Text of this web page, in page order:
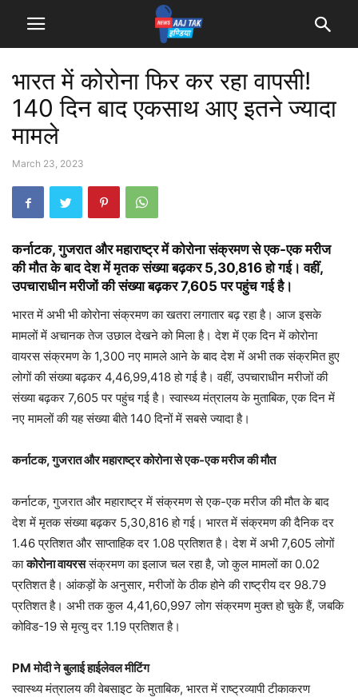
भारत में कोरोना फिर कर रहा वापसी!
140 दिन बाद एकसाथ आए इतने ज्यादा
मामले
March 23, 2023
कर्नाटक, गुजरात और महाराष्ट्र में कोरोना संक्रमण से एक-एक मरीज
की मौत के बाद देश में मृतक संख्या बढ़कर 5,30,816 हो गई। वहीं,
उपचाराधीन मरीजों की संख्या बढ़कर 7,605 पर पहुंच गई है।
भारत में अभी भी कोरोना संक्रमण का खतरा लगातार बढ़ रहा है। आज इसके
मामलों में अचानक तेज उछाल देखने को मिला है। देश में एक दिन में कोरोना
वायरस संक्रमण के 1,300 नए मामले आने के बाद देश में अभी तक संक्रमित हुए
लोगों की संख्या बढ़कर 4,46,99,418 हो गई है। वहीं, उपचाराधीन मरीजों की
संख्या बढ़कर 7,605 पर पहुंच गई है। स्वास्थ्य मंत्रालय के मुताबिक, एक दिन में
नए मामलों की यह संख्या बीते 140 दिनों में सबसे ज्यादा है।
कर्नाटक, गुजरात और महाराष्ट्र कोरोना से एक-एक मरीज की मौत
कर्नाटक, गुजरात और महाराष्ट्र में संक्रमण से एक-एक मरीज की मौत के बाद
देश में मृतक संख्या बढ़कर 5,30,816 हो गई। भारत में संक्रमण की दैनिक दर
1.46 प्रतिशत और साप्ताहिक दर 1.08 प्रतिशत है। देश में अभी 7,605 लोगों
काकोरोना वायरससंक्रमण का इलाज चल रहा है, जो कुल मामलों का 0.02
प्रतिशत है। आंकड़ों के अनुसार, मरीजों के ठीक होने की राष्ट्रीय दर 98.79
प्रतिशत है। अभी तक कुल 4,41,60,997 लोग संक्रमण मुक्त हो चुके हैं, जबकि
कोविड-19 से मृत्यु दर 1.19 प्रतिशत है।
PM मोदी ने बुलाई हाईलेवल मीटिंग
स्वास्थ्य मंत्रालय की वेबसाइट के मुताबिक, भारत में राष्ट्रव्यापी टीकाकरण